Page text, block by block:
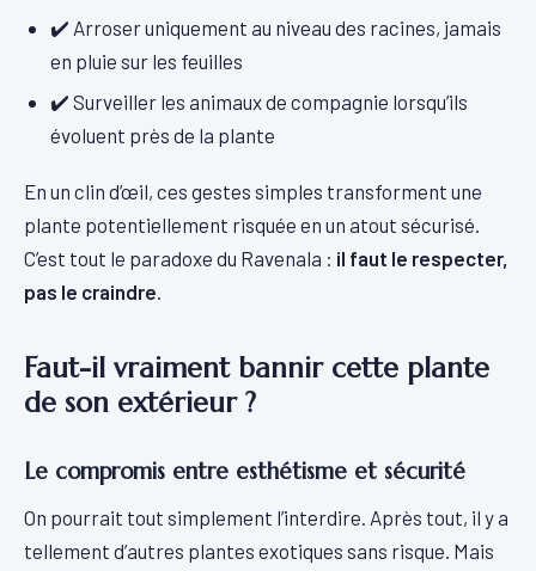
✔️ Arroser uniquement au niveau des racines, jamais
en pluie sur les feuilles
✔️ Surveiller les animaux de compagnie lorsqu’ils
évoluent près de la plante
En un clin d’œil, ces gestes simples transforment une
plante potentiellement risquée en un atout sécurisé.
C’est tout le paradoxe du Ravenala : il faut le respecter,
pas le craindre
Faut-il vraiment bannir cette plante
de son extérieur ?
Le compromis entre esthétisme et sécurité
On pourrait tout simplement l’interdire. Après tout, il y a
tellement d’autres plantes exotiques sans risque. Mais